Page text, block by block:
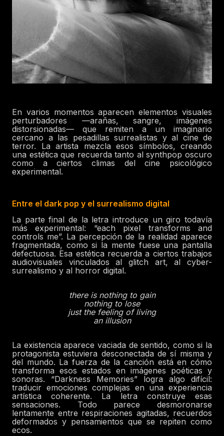
En varios momentos aparecen elementos visuales
perturbadores —arañas, sangre, imágenes
distorsionadas— que remiten a un imaginario
cercano a las pesadillas surrealistas y al cine de
terror. La artista mezcla esos símbolos, creando
una estética que recuerda tanto al synthpop oscuro
como a ciertos climas del cine psicológico
experimental.
Entre el dark pop y el surrealismo digital
La parte final de la letra introduce un giro todavía
más experimental: “each pixel transforms and
controls me”. La percepción de la realidad aparece
fragmentada, como si la mente fuese una pantalla
defectuosa. Esa estética recuerda a ciertos trabajos
audiovisuales vinculados al glitch art, al cyber-
surrealismo y al horror digital.
there is nothing to gain
nothing to lose
just the feeling of living
an illusion
La existencia aparece vaciada de sentido, como si la
protagonista estuviera desconectada de sí misma y
del mundo. La fuerza de la canción está en cómo
transforma esos estados en imágenes poéticas y
sonoras. “Darkness Memories” logra algo difícil:
traducir emociones complejas en una experiencia
artística coherente. La letra construye esas
sensaciones. Todo parece desmoronarse
lentamente entre respiraciones agitadas, recuerdos
deformados y pensamientos que se repiten como
ecos.